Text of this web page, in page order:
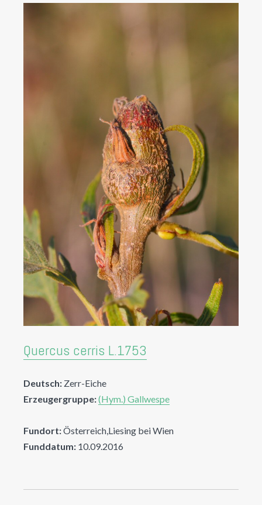
Quercus cerris L.1753
Deutsch: Zerr-Eiche
Erzeugergruppe:(Hym.) Gallwespe
Fundort:Österreich,Liesing bei Wien
Funddatum: 10.09.2016